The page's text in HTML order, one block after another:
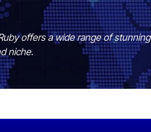
offers a wide range of stunning
niche.